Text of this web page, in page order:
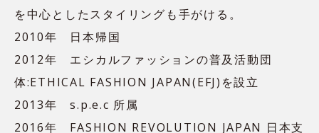
を中心としたスタイリングも手がける。
2010年 日本帰国
2012年 エシカルファッションの普及活動団
体:ETHICAL FASHION JAPAN(EFJ)を設立
2013年 s.p.e.c 所属
2016年 FASHION REVOLUTION JAPAN 日本支